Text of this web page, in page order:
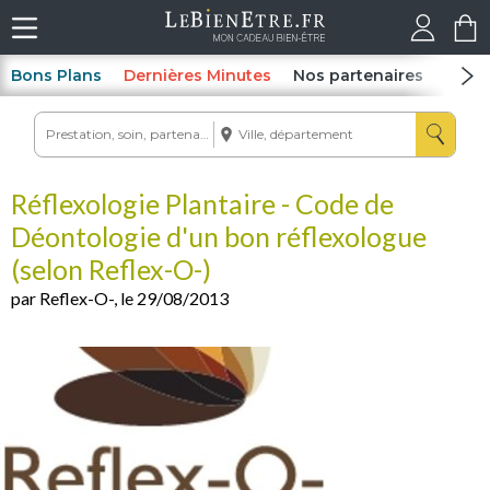
Bons Plans Dernières Minutes Nos partenaires Spas
Réflexologie Plantaire - Code de
Déontologie d'un bon réflexologue
(selon Reflex-O-)
par Reflex-O-, le 29/08/2013